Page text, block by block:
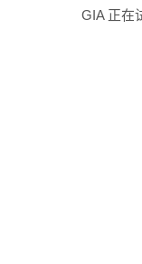
GIA 正在